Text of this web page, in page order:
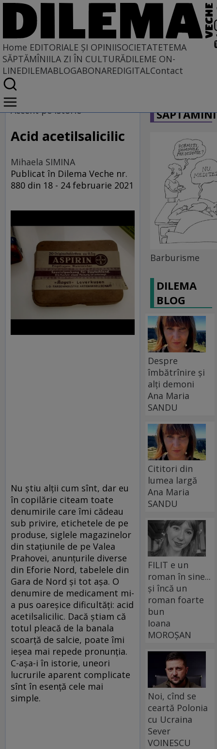
Home EDITORIALE ȘI OPINIISOCIETATETEMA
SĂPTĂMÎNIILA ZI ÎN CULTURĂDILEME ON-
LINEDILEMABLOGABONAREDIGITALContact
Home
EDITORIALE ȘI OPINII
TÎLC SHOW
Accent pe istorie
Acid acetilsalicilic
Mihaela SIMINA
Publicat în Dilema Veche nr.
880 din 18 - 24 februarie 2021
Nu știu alții cum sînt, dar eu
în copilărie citeam toate
denumirile care îmi cădeau
sub privire, etichetele de pe
produse, siglele magazinelor
din stațiunile de pe Valea
Prahovei, anunțurile diverse
din Eforie Nord, tabelele din
Gara de Nord și tot așa. O
denumire de medicament mi-
a pus oareșice dificultăți: acid
acetilsalicilic. Dacă știam că
totul pleacă de la banala
scoarță de salcie, poate îmi
ieșea mai repede pronunția.
C-așa-i în istorie, uneori
lucrurile aparent complicate
sînt în esență cele mai
simple.
Barburisme
DILEMA
BLOG
Despre
îmbătrînire și
alți demoni
Ana Maria
SANDU
Cititori din
lumea largă
Ana Maria
SANDU
FILIT e un
roman în sine...
și încă un
roman foarte
bun
Ioana
MOROȘAN
Noi, cînd se
ceartă Polonia
cu Ucraina
Sever
VOINESCU